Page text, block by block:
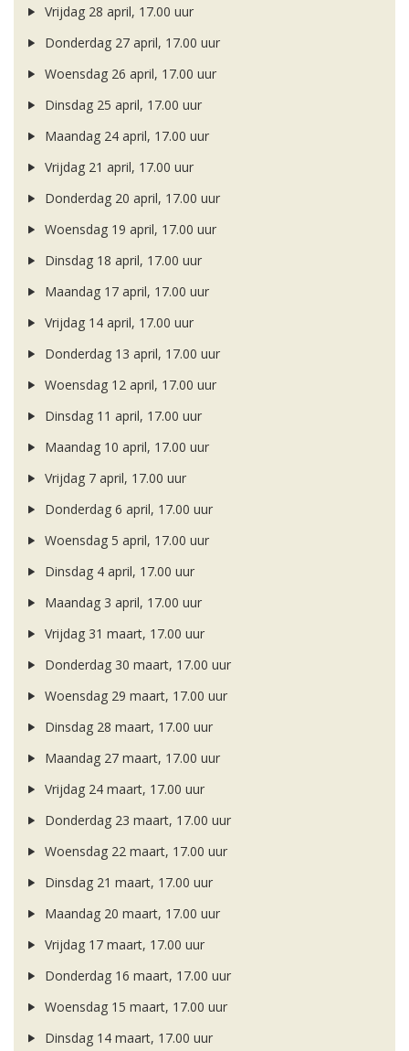
Vrijdag 28 april, 17.00 uur
Donderdag 27 april, 17.00 uur
Woensdag 26 april, 17.00 uur
Dinsdag 25 april, 17.00 uur
Maandag 24 april, 17.00 uur
Vrijdag 21 april, 17.00 uur
Donderdag 20 april, 17.00 uur
Woensdag 19 april, 17.00 uur
Dinsdag 18 april, 17.00 uur
Maandag 17 april, 17.00 uur
Vrijdag 14 april, 17.00 uur
Donderdag 13 april, 17.00 uur
Woensdag 12 april, 17.00 uur
Dinsdag 11 april, 17.00 uur
Maandag 10 april, 17.00 uur
Vrijdag 7 april, 17.00 uur
Donderdag 6 april, 17.00 uur
Woensdag 5 april, 17.00 uur
Dinsdag 4 april, 17.00 uur
Maandag 3 april, 17.00 uur
Vrijdag 31 maart, 17.00 uur
Donderdag 30 maart, 17.00 uur
Woensdag 29 maart, 17.00 uur
Dinsdag 28 maart, 17.00 uur
Maandag 27 maart, 17.00 uur
Vrijdag 24 maart, 17.00 uur
Donderdag 23 maart, 17.00 uur
Woensdag 22 maart, 17.00 uur
Dinsdag 21 maart, 17.00 uur
Maandag 20 maart, 17.00 uur
Vrijdag 17 maart, 17.00 uur
Donderdag 16 maart, 17.00 uur
Woensdag 15 maart, 17.00 uur
Dinsdag 14 maart, 17.00 uur